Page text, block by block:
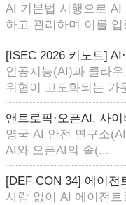
AI 기본법 시행으로 AI
하고 관리하며 이를
[ISEC 2026 키노트]
인공지능(AI)과 클라
위협이 고도화되는 가
앤트로픽·오픈AI, 사
영국 AI 안전 연구소
AI와 오픈AI의 솔(...
[DEF CON 34] 에이
사람 없이 AI 에이전